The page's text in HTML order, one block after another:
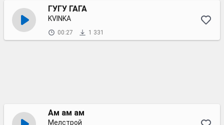
ГУГУ ГАГА
KVINKA
00:27 1 331
Ам ам ам
Мелстрой